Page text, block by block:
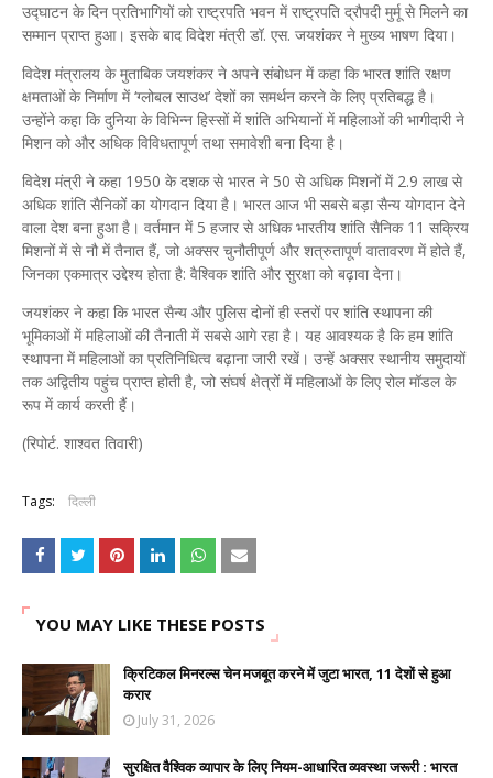
उद्घाटन के दिन प्रतिभागियों को राष्ट्रपति भवन में राष्ट्रपति द्रौपदी मुर्मू से मिलने का
सम्मान प्राप्त हुआ। इसके बाद विदेश मंत्री डॉ. एस. जयशंकर ने मुख्य भाषण दिया।
विदेश मंत्रालय के मुताबिक जयशंकर ने अपने संबोधन में कहा कि भारत शांति रक्षण
क्षमताओं के निर्माण में ‘ग्लोबल साउथ’ देशों का समर्थन करने के लिए प्रतिबद्ध है।
उन्होंने कहा कि दुनिया के विभिन्न हिस्सों में शांति अभियानों में महिलाओं की भागीदारी ने
मिशन को और अधिक विविधतापूर्ण तथा समावेशी बना दिया है।
विदेश मंत्री ने कहा 1950 के दशक से भारत ने 50 से अधिक मिशनों में 2.9 लाख से
अधिक शांति सैनिकों का योगदान दिया है। भारत आज भी सबसे बड़ा सैन्य योगदान देने
वाला देश बना हुआ है। वर्तमान में 5 हजार से अधिक भारतीय शांति सैनिक 11 सक्रिय
मिशनों में से नौ में तैनात हैं, जो अक्सर चुनौतीपूर्ण और शत्रुतापूर्ण वातावरण में होते हैं,
जिनका एकमात्र उद्देश्य होता है: वैश्विक शांति और सुरक्षा को बढ़ावा देना।
जयशंकर ने कहा कि भारत सैन्य और पुलिस दोनों ही स्तरों पर शांति स्थापना की
भूमिकाओं में महिलाओं की तैनाती में सबसे आगे रहा है। यह आवश्यक है कि हम शांति
स्थापना में महिलाओं का प्रतिनिधित्व बढ़ाना जारी रखें। उन्हें अक्सर स्थानीय समुदायों
तक अद्वितीय पहुंच प्राप्त होती है, जो संघर्ष क्षेत्रों में महिलाओं के लिए रोल मॉडल के
रूप में कार्य करती हैं।
(रिपोर्ट. शाश्वत तिवारी)
Tags: दिल्ली
YOU MAY LIKE THESE POSTS
क्रिटिकल मिनरल्स चेन मजबूत करने में जुटा भारत, 11 देशों से हुआ
करार
July 31, 2026
सुरक्षित वैश्विक व्यापार के लिए नियम-आधारित व्यवस्था जरूरी : भारत